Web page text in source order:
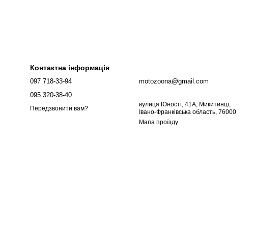
Контактна інформація
097 718-33-94
095 320-38-40
Передзвонити вам?
motozoona@gmail.com
вулиця Юності, 41А, Микитинці,
Івано-Франківська область, 76000
Мапа проїзду